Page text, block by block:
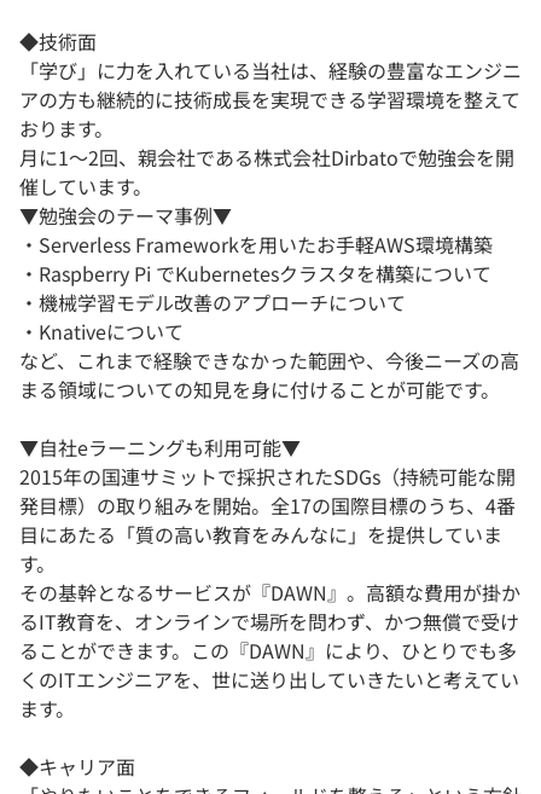
◆技術面
「学び」に力を入れている当社は、経験の豊富なエンジニ
アの方も継続的に技術成長を実現できる学習環境を整えて
おります。
月に1〜2回、親会社である株式会社Dirbatoで勉強会を開
催しています。
▼勉強会のテーマ事例▼
・Serverless Frameworkを用いたお手軽AWS環境構築
・Raspberry Pi でKubernetesクラスタを構築について
・機械学習モデル改善のアプローチについて
・Knativeについて
など、これまで経験できなかった範囲や、今後ニーズの高
まる領域についての知見を身に付けることが可能です。
▼自社eラーニングも利用可能▼
2015年の国連サミットで採択されたSDGs（持続可能な開
発目標）の取り組みを開始。全17の国際目標のうち、4番
目にあたる「質の高い教育をみんなに」を提供していま
す。
その基幹となるサービスが『DAWN』。高額な費用が掛か
るIT教育を、オンラインで場所を問わず、かつ無償で受け
ることができます。この『DAWN』により、ひとりでも多
くのITエンジニアを、世に送り出していきたいと考えてい
ます。
◆キャリア面